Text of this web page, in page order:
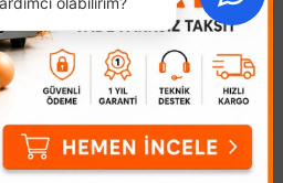
gibi, üretim sürecini de
bir mühendislik çalışması
verimli üretim için ideal
sahip şekilde tasarlanan
işlemin her aşamasında
sağlar. Bu sayede kısa bir
sayıda civciv üretimi mümkün